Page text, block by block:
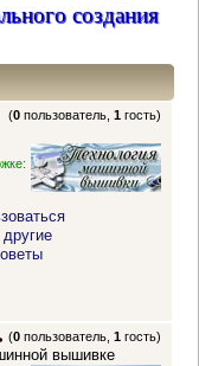
создания
(0 пользователь,1 гость)
(0 пользователь,1 гость)
вышивке